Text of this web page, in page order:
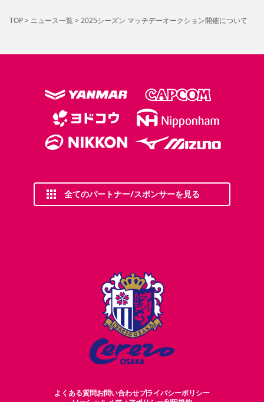
TOP> ニュース一覧> 2025シーズン マッチデーオークション開催について
全てのパートナー/スポンサーを見る
よくある質問お問い合わせプライバシーポリシー